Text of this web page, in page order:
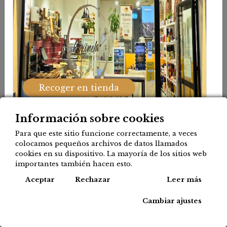
Mostrar categorías
Mostrar opciones
Cafés y otras bebidas
calientes
¡Nuevo!
Información sobre cookies
Para que este sitio funcione correctamente, a veces
colocamos pequeños archivos de datos llamados
cookies en su dispositivo. La mayoría de los sitios web
importantes también hacen esto.
Aceptar
Rechazar Leer más
Cambiar ajustes
Recoger en tienda
min